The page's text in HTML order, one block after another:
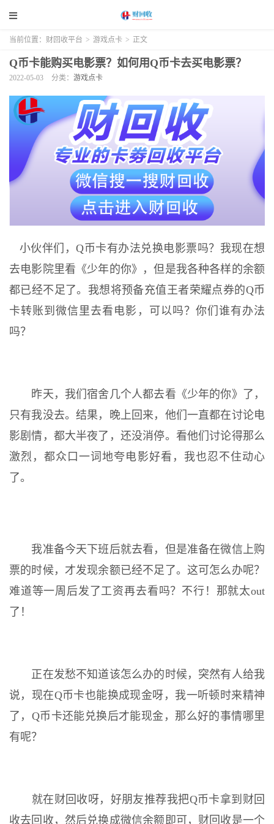
当前位置： 财回收平台 > 游戏点卡 > 正文
Q币卡能购买电影票？如何用Q币卡去买电影票？
2022-05-03 分类： 游戏点卡
小伙伴们，Q币卡有办法兑换电影票吗？我现在想
去电影院里看《少年的你》，但是我各种各样的余额
都已经不足了。我想将预备充值王者荣耀点券的Q币
卡转账到微信里去看电影，可以吗？你们谁有办法
吗？
昨天，我们宿舍几个人都去看《少年的你》了，
只有我没去。结果，晚上回来，他们一直都在讨论电
影剧情，都大半夜了，还没消停。看他们讨论得那么
激烈，都众口一词地夸电影好看，我也忍不住动心
了。
我准备今天下班后就去看，但是准备在微信上购
票的时候，才发现余额已经不足了。这可怎么办呢？
难道等一周后发了工资再去看吗？不行！那就太out
了！
正在发愁不知道该怎么办的时候，突然有人给我
说，现在Q币卡也能换成现金呀，我一听顿时来精神
了，Q币卡还能兑换后才能现金，那么好的事情哪里
有呢？
就在财回收呀，好朋友推荐我把Q币卡拿到财回
收去回收，然后兑换成微信余额即可，财回收是一个